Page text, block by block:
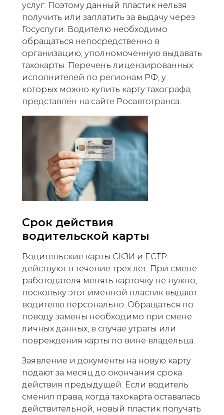
услуг. Поэтому данный пластик нельзя
получить или заплатить за выдачу через
Госуслуги. Водителю необходимо
обращаться непосредственно в
организацию, уполномоченную выдавать
тахокарты. Перечень лицензированных
исполнителей по регионам РФ, у
которых можно купить карту тахографа,
представлен на сайте Росавтотранса.
Срок действия
водительской карты
Водительские карты СКЗИ и ЕСТР
действуют в течение трех лет. При смене
работодателя менять карточку не нужно,
поскольку этот именной пластик выдают
водителю персонально. Обращаться по
поводу замены необходимо при смене
личных данных, в случае утраты или
повреждения карты по вине владельца.
Заявление и документы на новую карту
подают за месяц до окончания срока
действия предыдущей. Если водитель
сменил права, когда тахокарта оставалась
действительной, новый пластик получать